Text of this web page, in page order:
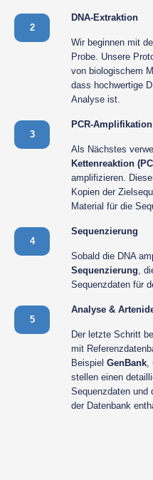
2
DNA-Extraktion
Wir beginnen mit
Probe. Unsere
von biologischem
dass hochwertige
Analyse ist.
3
PCR-Amplifikation
Als Nächstes
Kettenreaktion
amplifizieren.
Kopien der
Material für die
4
Sequenzierung
Sobald die DNA
Sequenzierung,
Sequenzdaten für
5
Analyse &
Der letzte Schritt
mit
Beispiel GenBank,
stellen einen
Sequenzdaten und
der Datenbank